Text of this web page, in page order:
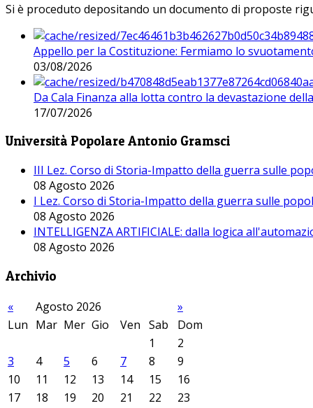
Si è proceduto depositando un documento di proposte
Appello per la Costituzione: Fermiamo lo
03/08/2026
Da Cala Finanza alla lotta contro la devastazione
17/07/2026
Università Popolare Antonio Gramsci
III Lez. Corso di Storia-Impatto della guerra sulle
08 Agosto 2026
I Lez. Corso di Storia-Impatto della guerra sulle
08 Agosto 2026
INTELLIGENZA ARTIFICIALE: dalla logica
08 Agosto 2026
Archivio
« Agosto 2026
»
Lun Mar Mer Gio Ven Sab
Dom
1
2
3
4 5 6 7 8
9
10
11 12 13 14 15
16
17
18 19 20 21 22 23